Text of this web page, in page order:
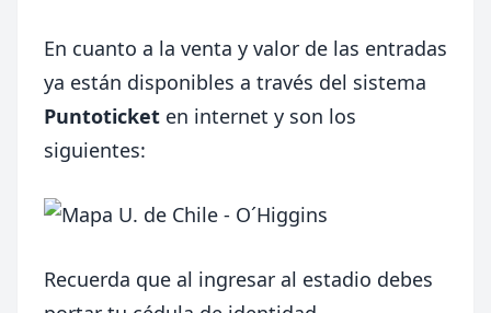
En cuanto a la venta y valor de las entradas
ya están disponibles a través del sistema
Puntoticket en internet y son los
siguientes:
Recuerda que al ingresar al estadio debes